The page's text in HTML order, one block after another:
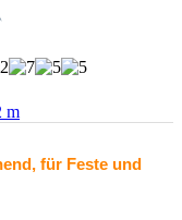
m
für Feste und